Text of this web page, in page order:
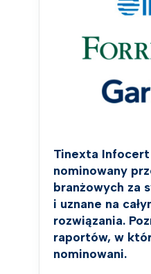
Tinexta Infocert
nominowany
branżowych za
i uznane na
rozwiązania.
raportów, w
nominowani.